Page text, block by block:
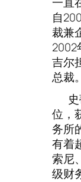
自
裁兼
2002
吉尔
总裁。
史
位，
务所
有着
索尼
级财